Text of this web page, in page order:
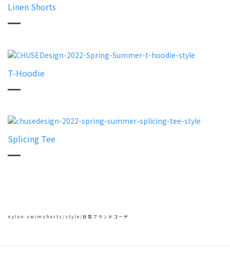
Linen Shorts
T-Hoodie
Splicing Tee
nylon swimshorts/style/日常ブランドコーデ